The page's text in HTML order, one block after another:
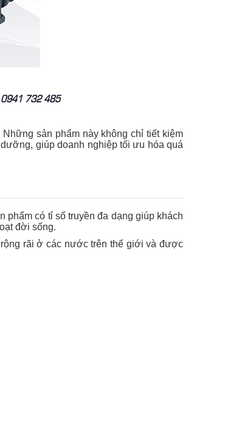
0941 732 485
sản phẩm này không chỉ tiết kiệm
giúp doanh nghiệp tối ưu hóa quá
phẩm có tỉ số truyền đa dạng giúp khách
đời sống.
rãi ở các nước trên thế giới và được